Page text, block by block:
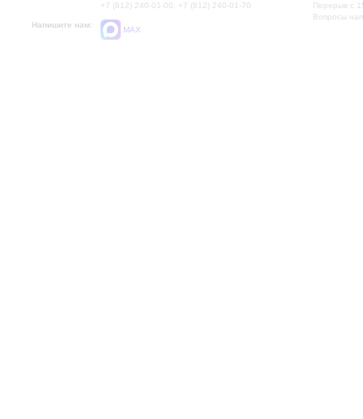
+7 (812) 240-01-00, +7 (812) 240-01-70
Напишите нам:
MAX
Перерыв с
Вопросы